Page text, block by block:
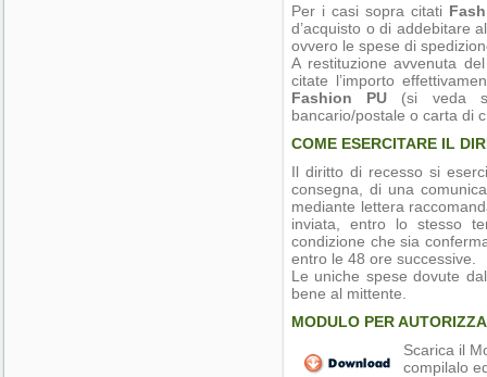
Per i casi sopra citati
d’acquisto o di addebitare
ovvero le spese di
A restituzione avvenuta
citate l’importo
Fashion PU (si veda
bancario/postale o carta di
COME ESERCITARE IL
Il diritto di recesso si
consegna, di una
mediante lettera
inviata, entro lo stesso
condizione che sia
entro le 48 ore successive.
Le uniche spese dovute
bene al mittente.
MODULO PER
Scarica il
compilalo